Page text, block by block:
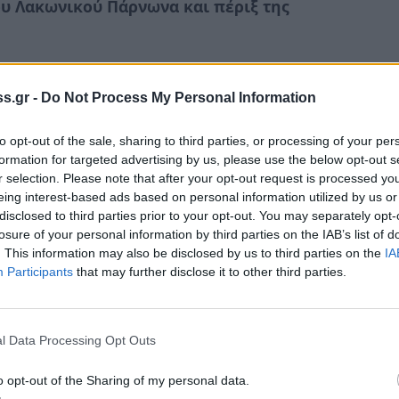
- Do Not Process My Personal Information
opt-out of the sale, sharing to third parties, or processing of your
for targeted advertising by us, please use the below opt-out
selection. Please note that after your opt-out request is processed
interest-based ads based on personal information utilized by us
to third parties prior to your opt-out. You may separately
of your personal information by third parties on the IAB’s list of
This information may also be disclosed by us to third parties on the
Participants that may further disclose it to other third parties.
Data Processing Opt Outs
opt-out of the Sharing of my personal data.
Λακωνικού Πάρνωνα και πέριξ της
για τρίτη φορά από τηVamvakou Revival,
του χωριού, που υλοποιείται με
έως τις 4/6/2023
για την κάλυψη μέρους των
«Northside» του 3ου ΓΕΛ